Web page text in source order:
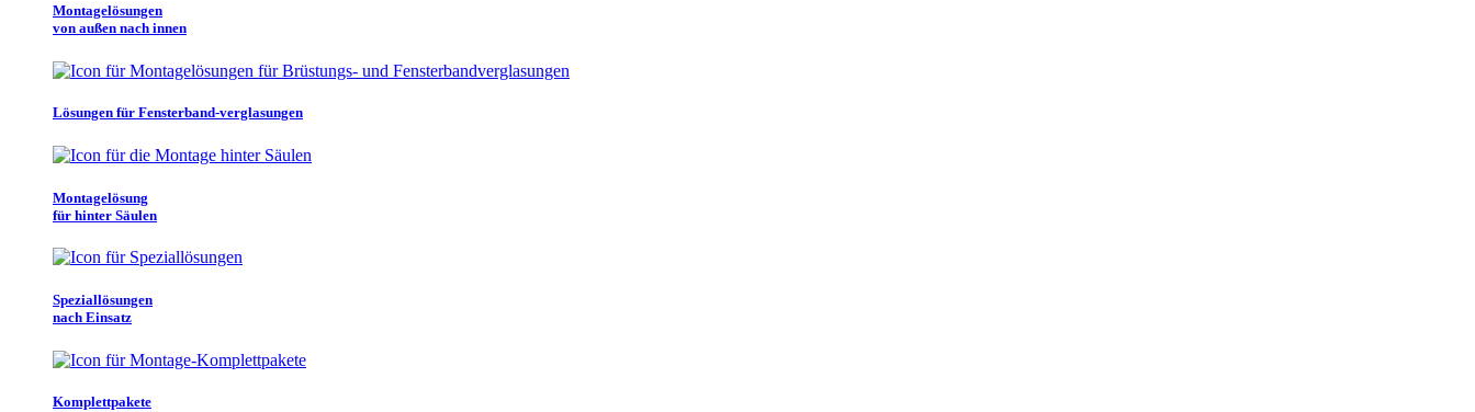
Montagelösungen
von außen nach innen
Lösungen für Fensterband-verglasungen
Montagelösung
für hinter Säulen
Speziallösungen
nach Einsatz
Komplettpakete